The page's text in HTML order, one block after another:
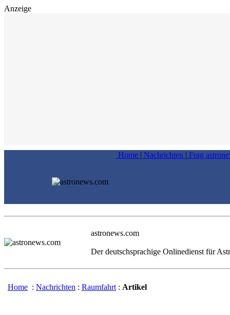
Anzeige
Home | Nachrichten | Frag
astronews.com
Der deutschsprachige Onlinedienst für
Home : Nachrichten : Raumfahrt : Artikel